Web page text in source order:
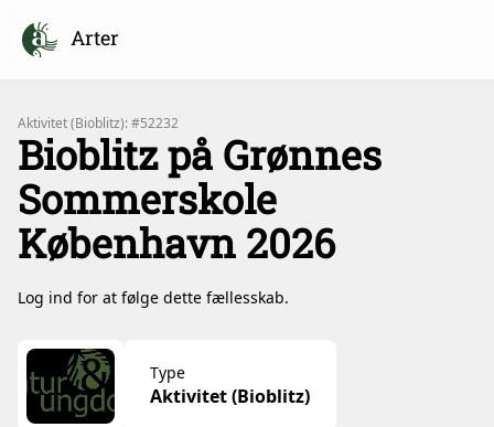
Arter
Aktivitet (Bioblitz): #52232
Bioblitz på Grønnes
Sommerskole
København 2026
Log ind for at følge dette fællesskab.
Type
Aktivitet (Bioblitz)